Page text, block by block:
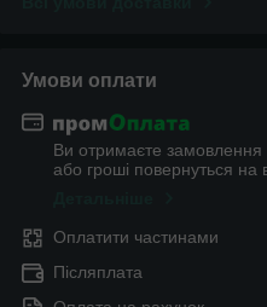
Умови оплати
Ви отримаєте замовлення
або гроші повернуться на
Оплатити частинами
Післяплата